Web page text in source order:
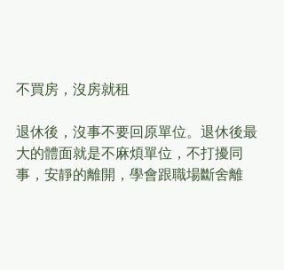
不買房，沒房就租
退休後，沒事不要回原單位。退休後最
大的體面就是不麻煩單位，不打擾同
事，安靜的離開，學會跟職場斷舍離